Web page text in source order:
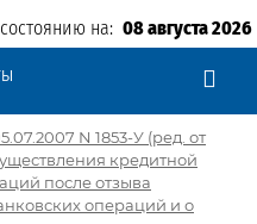
на: 08 августа 2026
N 1853-У (ред. от
кредитной
после отзыва
операций и о